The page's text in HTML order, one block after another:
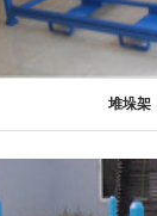
堆垛架